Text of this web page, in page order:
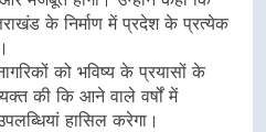
के निर्माण में प्रदेश के प्रत्येक
को भविष्य के प्रयासों के
की कि आने वाले वर्षों में
हासिल करेगा।